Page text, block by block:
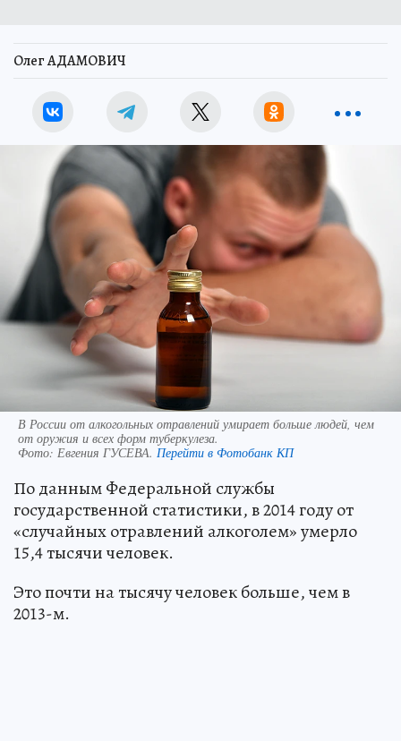
Олег АДАМОВИЧ
В России от алкогольных отравлений умирает больше людей, чем
от оружия и всех форм туберкулеза.
Фото: Евгения ГУСЕВА. Перейти в Фотобанк КП
По данным Федеральной службы
государственной статистики, в 2014 году от
«случайных отравлений алкоголем» умерло
15,4 тысячи человек.
Это почти на тысячу человек больше, чем в
2013-м.